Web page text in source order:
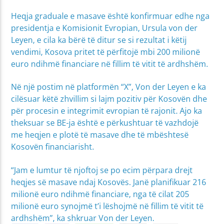
Heqja graduale e masave është konfirmuar edhe nga
presidentja e Komisionit Evropian, Ursula von der
Leyen, e cila ka bërë të ditur se si rezultat i këtij
vendimi, Kosova pritet të përfitojë mbi 200 milionë
euro ndihmë financiare në fillim të vitit të ardhshëm.
Në një postim në platformën “X”, Von der Leyen e ka
cilësuar këtë zhvillim si lajm pozitiv për Kosovën dhe
për procesin e integrimit evropian të rajonit. Ajo ka
theksuar se BE-ja është e përkushtuar të vazhdojë
me heqjen e plotë të masave dhe të mbështesë
Kosovën financiarisht.
“Jam e lumtur të njoftoj se po ecim përpara drejt
heqjes së masave ndaj Kosovës. Janë planifikuar 216
milionë euro ndihmë financiare, nga të cilat 205
milionë euro synojmë t’i lëshojmë në fillim të vitit të
ardhshëm”, ka shkruar Von der Leyen.